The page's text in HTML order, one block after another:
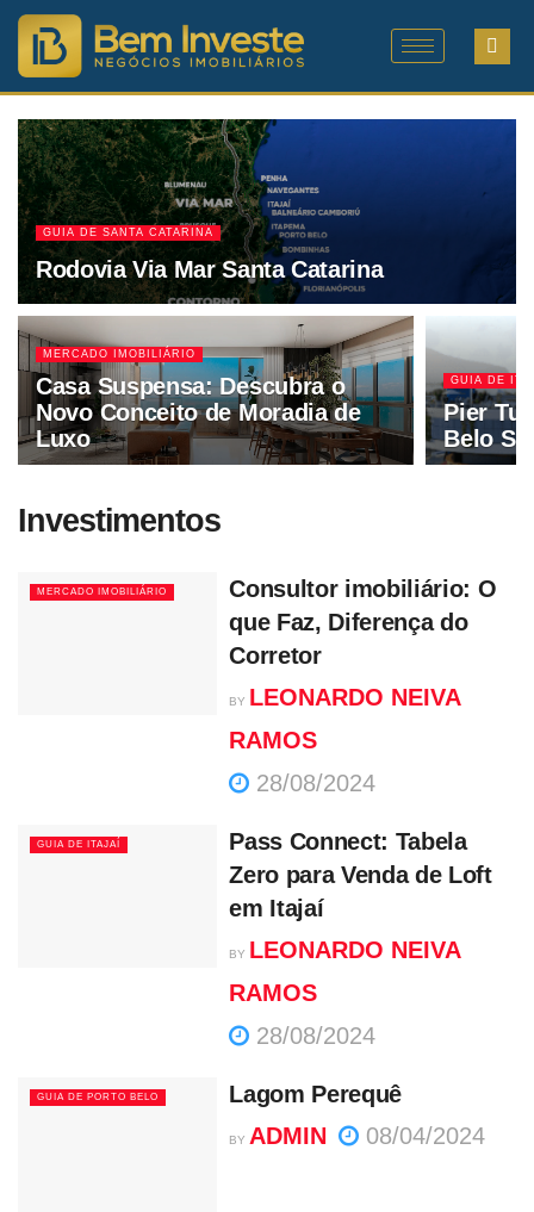
GUIA DE SANTA CATARINA
Rodovia Via Mar Santa Catarina
MERCADO IMOBILIÁRIO
Casa Suspensa: Descubra o
Novo Conceito de Moradia de
Luxo
GUIA DE
Pier
Belo SC
Investimentos
MERCADO IMOBILIÁRIO
Consultor imobiliário: O
que Faz, Diferença do
Corretor
BY LEONARDO NEIVA
RAMOS
28/08/2024
GUIA DE ITAJAÍ
Pass Connect: Tabela
Zero para Venda de Loft
em Itajaí
BY LEONARDO NEIVA
RAMOS
28/08/2024
GUIA DE PORTO BELO Lagom Perequê
BY ADMIN 08/04/2024